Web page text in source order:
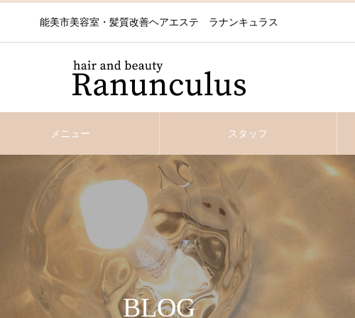
能美市美容室・髪質改善ヘアエステ ラナンキュラス
メニュー スタッフ
BLOG